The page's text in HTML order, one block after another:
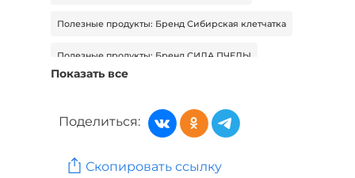
Полезные продукты: Бренд Сибирская клетчатка
Полезные продукты: Бренд СИЛА ПЧЕЛЫ
Полезные продукты: Бренд Царская приправа
Показать все
Поделиться:
Скопировать ссылку